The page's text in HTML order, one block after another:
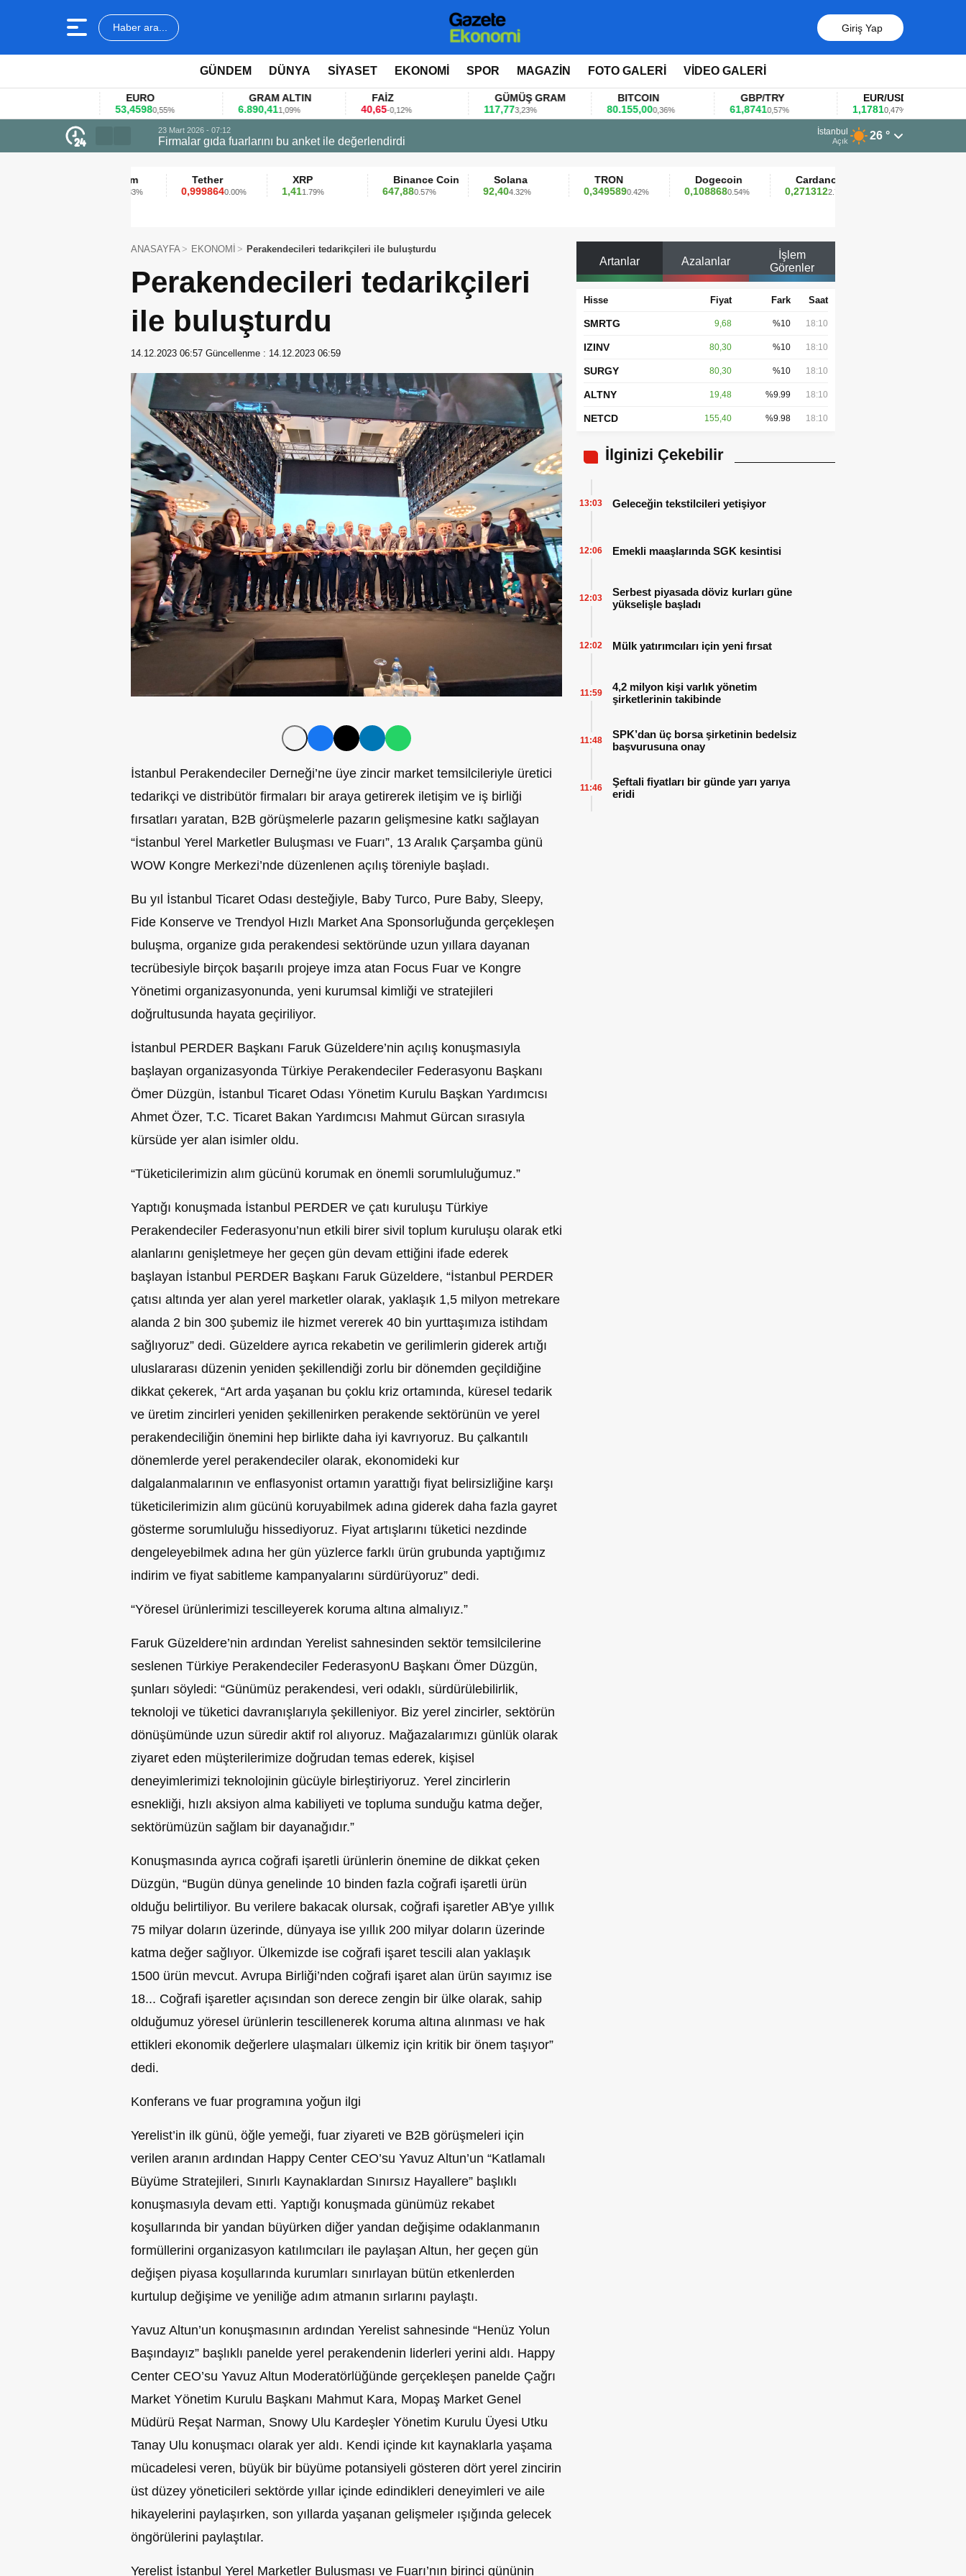
Haber ara... Giriş Yap
GÜNDEM DÜNYA SİYASET EKONOMİ SPOR MAGAZİN FOTO GALERİ VİDEO GALERİ
0,55%
GRAM ALTIN
1,09% -0,12%
GÜMÜŞ GRAM
3,23% 0,36% 0,57% 0,47%
23 Mart 2026 - 07:12
Firmalar gıda fuarlarını bu anket ile değerlendirdi
13 Mart 2026 - 06:55
Huawei KOBİ’ler için yapay zekâ
İstanbul
Açık 26 °
Tether
0,9998640.00%
XRP
1,41
1.79%
Binance Coin
647,88
0.57%
Solana
4.32%
TRON
0,3495890.42%
Dogecoin
0,1088680.54%
Cardano
0,2713122.73%
ANASAYFA EKONOMİ Perakendecileri tedarikçileri ile buluşturdu
Perakendecileri tedarikçileri
ile buluşturdu
14.12.2023 06:57 Güncellenme : 14.12.2023 06:59
İstanbul Perakendeciler Derneği’ne üye zincir market temsilcileriyle üretici
tedarikçi ve distribütör firmaları bir araya getirerek iletişim ve iş birliği
fırsatları yaratan, B2B görüşmelerle pazarın gelişmesine katkı sağlayan
“İstanbul Yerel Marketler Buluşması ve Fuarı”, 13 Aralık Çarşamba günü
WOW Kongre Merkezi’nde düzenlenen açılış töreniyle başladı.
Bu yıl İstanbul Ticaret Odası desteğiyle, Baby Turco, Pure Baby, Sleepy,
Fide Konserve ve Trendyol Hızlı Market Ana Sponsorluğunda gerçekleşen
buluşma, organize gıda perakendesi sektöründe uzun yıllara dayanan
tecrübesiyle birçok başarılı projeye imza atan Focus Fuar ve Kongre
Yönetimi organizasyonunda, yeni kurumsal kimliği ve stratejileri
doğrultusunda hayata geçiriliyor.
İstanbul PERDER Başkanı Faruk Güzeldere’nin açılış konuşmasıyla
başlayan organizasyonda Türkiye Perakendeciler Federasyonu Başkanı
Ömer Düzgün, İstanbul Ticaret Odası Yönetim Kurulu Başkan Yardımcısı
Ahmet Özer, T.C. Ticaret Bakan Yardımcısı Mahmut Gürcan sırasıyla
kürsüde yer alan isimler oldu.
“Tüketicilerimizin alım gücünü korumak en önemli sorumluluğumuz.”
Yaptığı konuşmada İstanbul PERDER ve çatı kuruluşu Türkiye
Perakendeciler Federasyonu’nun etkili birer sivil toplum kuruluşu olarak etki
alanlarını genişletmeye her geçen gün devam ettiğini ifade ederek
başlayan İstanbul PERDER Başkanı Faruk Güzeldere, “İstanbul PERDER
çatısı altında yer alan yerel marketler olarak, yaklaşık 1,5 milyon metrekare
alanda 2 bin 300 şubemiz ile hizmet vererek 40 bin yurttaşımıza istihdam
sağlıyoruz” dedi. Güzeldere ayrıca rekabetin ve gerilimlerin giderek artığı
uluslararası düzenin yeniden şekillendiği zorlu bir dönemden geçildiğine
dikkat çekerek, “Art arda yaşanan bu çoklu kriz ortamında, küresel tedarik
ve üretim zincirleri yeniden şekillenirken perakende sektörünün ve yerel
perakendeciliğin önemini hep birlikte daha iyi kavrıyoruz. Bu çalkantılı
dönemlerde yerel perakendeciler olarak, ekonomideki kur
dalgalanmalarının ve enflasyonist ortamın yarattığı fiyat belirsizliğine karşı
tüketicilerimizin alım gücünü koruyabilmek adına giderek daha fazla gayret
gösterme sorumluluğu hissediyoruz. Fiyat artışlarını tüketici nezdinde
dengeleyebilmek adına her gün yüzlerce farklı ürün grubunda yaptığımız
indirim ve fiyat sabitleme kampanyalarını sürdürüyoruz” dedi.
“Yöresel ürünlerimizi tescilleyerek koruma altına almalıyız.”
Faruk Güzeldere’nin ardından Yerelist sahnesinden sektör temsilcilerine
seslenen Türkiye Perakendeciler FederasyonU Başkanı Ömer Düzgün,
şunları söyledi: “Günümüz perakendesi, veri odaklı, sürdürülebilirlik,
teknoloji ve tüketici davranışlarıyla şekilleniyor. Biz yerel zincirler, sektörün
dönüşümünde uzun süredir aktif rol alıyoruz. Mağazalarımızı günlük olarak
ziyaret eden müşterilerimize doğrudan temas ederek, kişisel
deneyimlerimizi teknolojinin gücüyle birleştiriyoruz. Yerel zincirlerin
esnekliği, hızlı aksiyon alma kabiliyeti ve topluma sunduğu katma değer,
sektörümüzün sağlam bir dayanağıdır.”
Konuşmasında ayrıca coğrafi işaretli ürünlerin önemine de dikkat çeken
Düzgün, “Bugün dünya genelinde 10 binden fazla coğrafi işaretli ürün
olduğu belirtiliyor. Bu verilere bakacak olursak, coğrafi işaretler AB'ye yıllık
75 milyar doların üzerinde, dünyaya ise yıllık 200 milyar doların üzerinde
katma değer sağlıyor. Ülkemizde ise coğrafi işaret tescili alan yaklaşık
1500 ürün mevcut. Avrupa Birliği’nden coğrafi işaret alan ürün sayımız ise
18... Coğrafi işaretler açısından son derece zengin bir ülke olarak, sahip
olduğumuz yöresel ürünlerin tescillenerek koruma altına alınması ve hak
ettikleri ekonomik değerlere ulaşmaları ülkemiz için kritik bir önem taşıyor”
dedi.
Konferans ve fuar programına yoğun ilgi
Yerelist’in ilk günü, öğle yemeği, fuar ziyareti ve B2B görüşmeleri için
verilen aranın ardından Happy Center CEO’su Yavuz Altun’un “Katlamalı
Büyüme Stratejileri, Sınırlı Kaynaklardan Sınırsız Hayallere” başlıklı
konuşmasıyla devam etti. Yaptığı konuşmada günümüz rekabet
koşullarında bir yandan büyürken diğer yandan değişime odaklanmanın
formüllerini organizasyon katılımcıları ile paylaşan Altun, her geçen gün
değişen piyasa koşullarında kurumları sınırlayan bütün etkenlerden
kurtulup değişime ve yeniliğe adım atmanın sırlarını paylaştı.
Yavuz Altun’un konuşmasının ardından Yerelist sahnesinde “Henüz Yolun
Başındayız” başlıklı panelde yerel perakendenin liderleri yerini aldı. Happy
Center CEO’su Yavuz Altun Moderatörlüğünde gerçekleşen panelde Çağrı
Market Yönetim Kurulu Başkanı Mahmut Kara, Mopaş Market Genel
Müdürü Reşat Narman, Snowy Ulu Kardeşler Yönetim Kurulu Üyesi Utku
Tanay Ulu konuşmacı olarak yer aldı. Kendi içinde kıt kaynaklarla yaşama
mücadelesi veren, büyük bir büyüme potansiyeli gösteren dört yerel zincirin
üst düzey yöneticileri sektörde yıllar içinde edindikleri deneyimleri ve aile
hikayelerini paylaşırken, son yıllarda yaşanan gelişmeler ışığında gelecek
öngörülerini paylaştılar.
Yerelist İstanbul Yerel Marketler Buluşması ve Fuarı’nın birinci gününin
Artanlar Azalanlar
İşlem
Görenler
Hisse Fiyat Fark Saat
SMRTG 9,68 %10 18:10
IZINV 80,30 %10 18:10
SURGY 80,30 %10 18:10
ALTNY 19,48 %9.99 18:10
NETCD 155,40 %9.98 18:10
İlginizi Çekebilir
Geleceğin tekstilcileri yetişiyor
13:03
Emekli maaşlarında SGK kesintisi
12:06
Serbest piyasada döviz kurları güne
yükselişle başladı
12:03
Mülk yatırımcıları için yeni fırsat
12:02
4,2 milyon kişi varlık yönetim
şirketlerinin takibinde
11:59
SPK’dan üç borsa şirketinin bedelsiz
başvurusuna onay
11:48
Şeftali fiyatları bir günde yarı yarıya
eridi
11:46